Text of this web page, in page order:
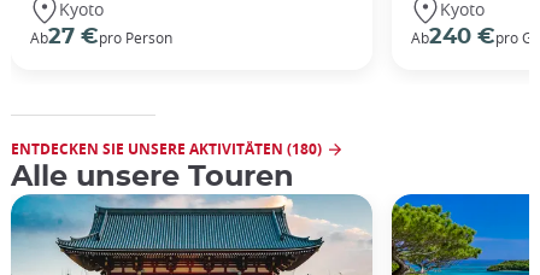
Kyoto
Ab27 €pro Person
Kyoto
Ab240 €pro
ENTDECKEN SIE UNSERE AKTIVITÄTEN (180)
Alle unsere Touren